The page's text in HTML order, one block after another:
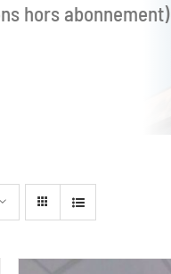
hors abonnement)